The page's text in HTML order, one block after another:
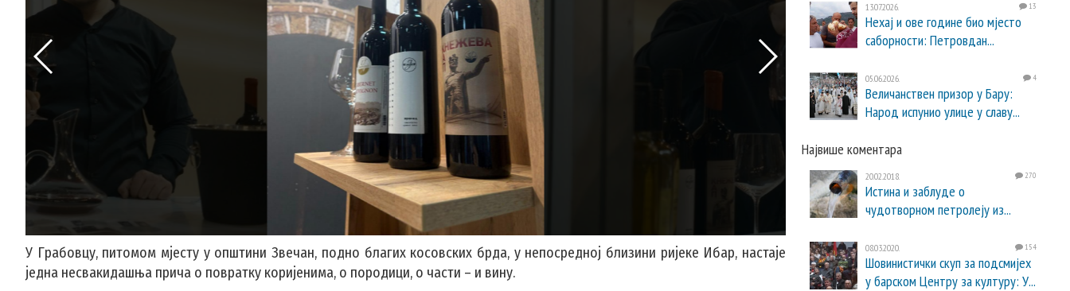
У Грабовцу, питомом мјесту у општини Звечан, подно благих косовских брда, у непосредној близини ријеке Ибар, настаје
једна несвакидашња прича о повратку коријенима, о породици, о части – и вину.
13.07.2026. 13
Нехај и ове године био мјесто
саборности: Петровдан...
05.06.2026. 4
Величанствен призор у Бару:
Народ испунио улице у славу...
Највише коментара
20.02.2018. 270
Истина и заблуде о
чудотворном петролеју из...
08.03.2020. 154
Шовинистички скуп за подсмијех
у барском Центру за културу: У...